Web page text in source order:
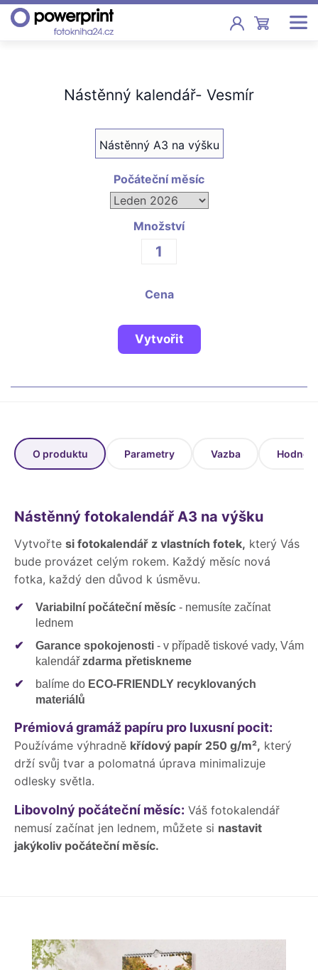
Pevná vazba, sešity, poukazy
Fotokalendáře
Nástěnné, stolní i roční
Tisk fotografií od 2,90 Kč
Nástěnný kalendář- Vesmír
Nástěnný A3 na výšku
Počáteční měsíc
Množství
Cena
Vytvořit
O produktu Parametry Vazba
Nástěnný fotokalendář A3 na výšku
Vytvořte si fotokalendář z vlastních fotek, který Vás
bude provázet celým rokem. Každý měsíc nová
fotka, každý den důvod k úsměvu.
✔ Variabilní počáteční měsíc - nemusíte začínat
lednem
✔
Garance spokojenosti - v případě tiskové vady, Vám
kalendář zdarma přetiskneme
✔
balíme do ECO-FRIENDLY recyklovaných
materiálů
Prémiová gramáž papíru pro luxusní pocit:
Používáme výhradně křídový papír 250 g/m², který
drží svůj tvar a polomatná úprava minimalizuje
odlesky světla.
Libovolný počáteční měsíc: Váš fotokalendář
nemusí začínat jen lednem, můžete si nastavit
jakýkoliv počáteční měsíc.